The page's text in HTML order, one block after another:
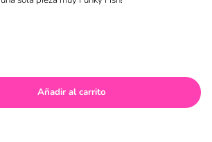
Añadir al carrito